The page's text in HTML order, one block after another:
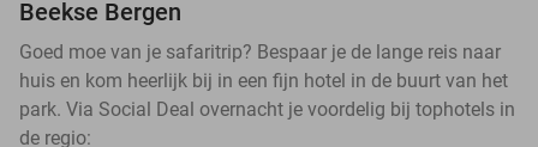
Beekse Bergen
Goed moe van je safaritrip? Bespaar je de lange reis naar
huis en kom heerlijk bij in een fijn hotel in de buurt van het
park. Via Social Deal overnacht je voordelig bij tophotels in
de regio: